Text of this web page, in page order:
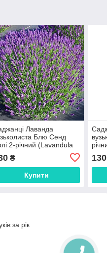
Лаванда
Блю Сенд
2-річний (Lavandula
₴
Купити
130
за рік